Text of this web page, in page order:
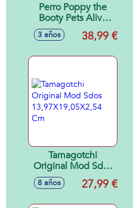
Perro Poppy the
Booty Pets Alive
interactivo 30 cm.
3 años 38,99 €
Tamagotchi
Original Mod Sdos
13,97X19,05X2,54
8 años 27,99 €